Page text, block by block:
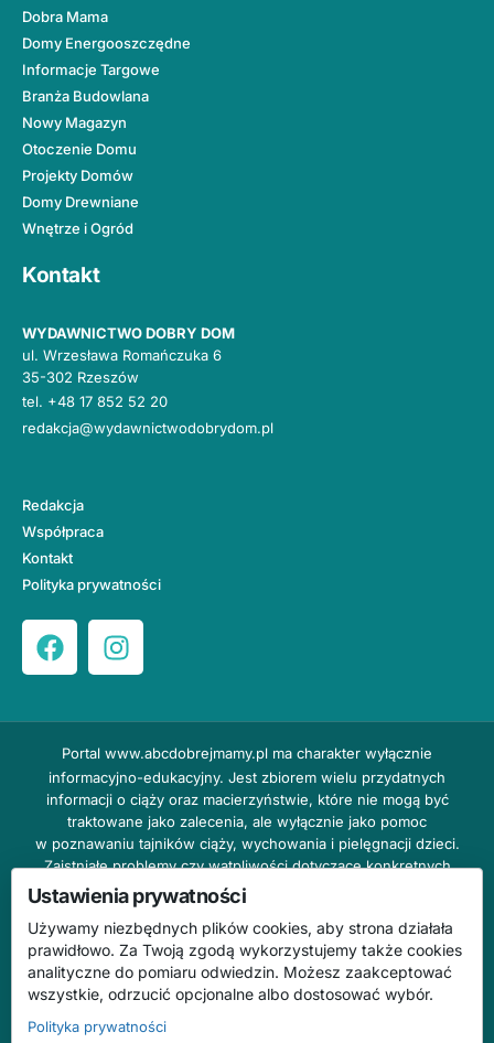
Dobra Mama
Domy Energooszczędne
Informacje Targowe
Branża Budowlana
Nowy Magazyn
Otoczenie Domu
Projekty Domów
Domy Drewniane
Wnętrze i Ogród
Kontakt
WYDAWNICTWO DOBRY DOM
ul. Wrzesława Romańczuka 6
35-302 Rzeszów
tel. +48 17 852 52 20
redakcja@wydawnictwodobrydom.pl
Redakcja
Współpraca
Kontakt
Polityka prywatności
Portal www.abcdobrejmamy.pl ma charakter wyłącznie
informacyjno-edukacyjny. Jest zbiorem wielu przydatnych
informacji o ciąży oraz macierzyństwie, które nie mogą być
traktowane jako zalecenia, ale wyłącznie jako pomoc
w poznawaniu tajników ciąży, wychowania i pielęgnacji dzieci.
Zaistniałe problemy czy wątpliwości dotyczące konkretnych
przypadków należy bezzwłocznie konsultować z prowadzącym
lekarzem ginekologiem lub innym stosownym specjalistą w danej
dziedzinie. DOBRY DOM nie odpowiada za treść reklam,
nie ponosi również żadnych konsekwencji prawnych ani
odpowiedzialności za następstwa mogące wyniknąć na skutek
zastosowania podanych informacji bez wcześniejszej konsultacji
Ustawienia prywatności
Używamy niezbędnych plików cookies, aby strona działała
prawidłowo. Za Twoją zgodą wykorzystujemy także cookies
analityczne do pomiaru odwiedzin. Możesz zaakceptować
wszystkie, odrzucić opcjonalne albo dostosować wybór.
Polityka prywatności